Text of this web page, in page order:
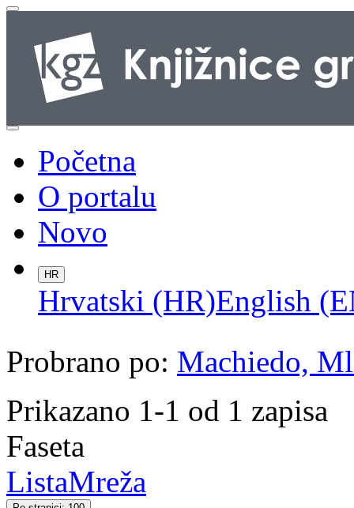
Početna
O portalu
Novo
HR
Hrvatski (HR)English
Probrano po: Machiedo,
Prikazano 1-1 od 1 zapisa
Faseta
ListaMreža